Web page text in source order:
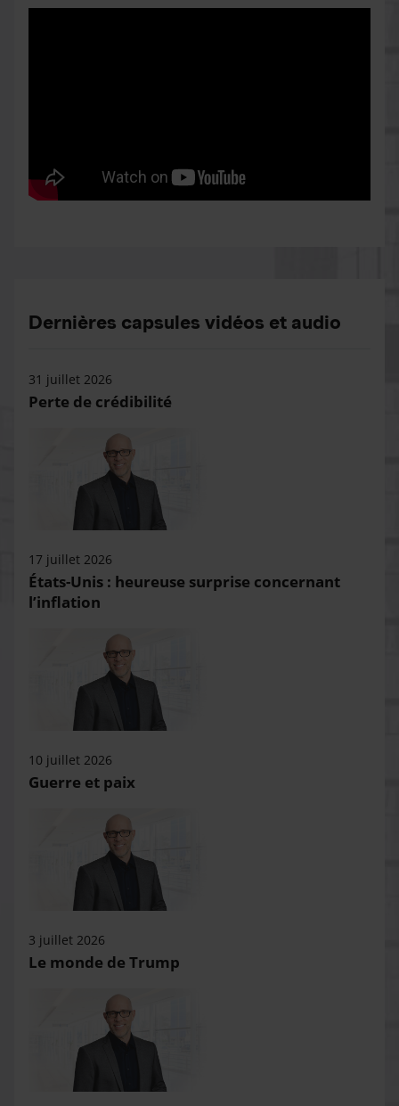
Dernières capsules vidéos et audio
31 juillet 2026
Perte de crédibilité
17 juillet 2026
États-Unis : heureuse surprise concernant
l’inflation
10 juillet 2026
Guerre et paix
3 juillet 2026
Le monde de Trump